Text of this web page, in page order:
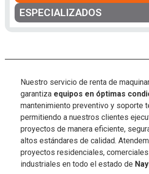
ESPECIALIZADOS
Nuestro servicio de renta de
garantiza equipos en óptimas
mantenimiento preventivo y soporte
permitiendo a nuestros clientes
proyectos de manera eficiente,
altos estándares de calidad.
proyectos residenciales,
industriales en todo el estado de